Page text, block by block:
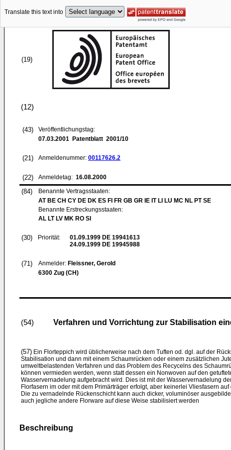
Translate this text into
(19)
(12)
(43)
Veröffentlichungstag:
07.03.2001 Patentblatt 2001/10
(21) Anmeldenummer: 00117626.2
(22) Anmeldetag: 16.08.2000
(84)
Benannte Vertragsstaaten:
AT BE CH CY DE DK ES FI FR GB GR IE IT LI LU MC NL PT SE
Benannte Erstreckungsstaaten:
AL LT LV MK RO SI
(30) Priorität: 01.09.1999 DE 19941613
24.09.1999 DE 19945988
(71) Anmelder: Fleissner, Gerold
6300 Zug (CH)
(54) Verfahren und Vorrichtung zur Stabilisation
(57) Ein Florteppich wird üblicherweise nach dem Tuften od. dgl. auf der
Stabilisation und dann mit einem Schaumrücken oder einem zusätzlichen
umweltbelastenden Verfahren und das Problem des Recycelns des
können vermieden werden, wenn statt dessen ein Nonwoven auf den
Wasservernadelung aufgebracht wird. Dies ist mit der Wasservernadelung
Florfasern im oder mit dem Primärträger erfolgt, aber keinerlei Vliesfasern
Die zu vernadelnde Rückenschicht kann auch dicker, voluminöser
auch jegliche andere Florware auf diese Weise stabilisiert werden
Beschreibung